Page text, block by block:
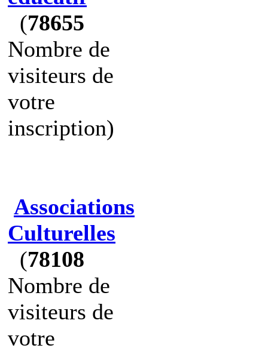
(78655
Nombre de
visiteurs de
votre
inscription)
Associations
Culturelles
(78108
Nombre de
visiteurs de
votre